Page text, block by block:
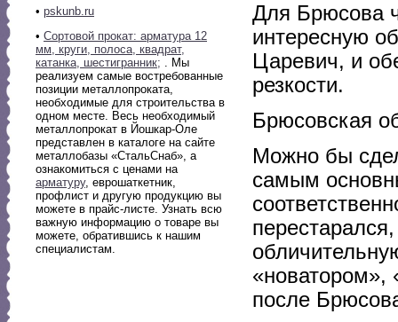
• pskunb.ru
• Сортовой прокат: арматура 12
мм, круги, полоса, квадрат,
катанка, шестигранник; . Мы
реализуем самые востребованные
позиции металлопроката,
необходимые для строительства в
одном месте. Весь необходимый
металлопрокат в Йошкар-Оле
представлен в каталоге на сайте
металлобазы «СтальСнаб», а
ознакомиться с ценами на
арматуру, еврошаткетник,
профлист и другую продукцию вы
можете в прайс-листе. Узнать всю
важную информацию о товаре вы
можете, обратившись к нашим
специалистам.
Для Брюсова
интересную
Царевич, и
резкости.
Брюсовская
Можно бы
самым
«новатором»,
после